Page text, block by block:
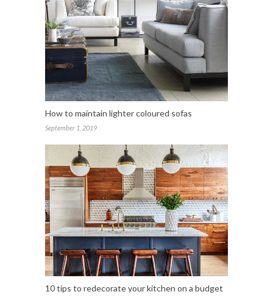
How to maintain lighter coloured sofas
September 1, 2019
10 tips to redecorate your kitchen on a budget